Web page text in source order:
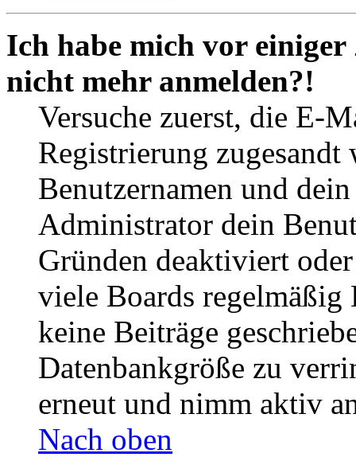
Ich habe mich vor
nicht mehr anmelden?!
Versuche zuerst, die E-
Registrierung
Benutzernamen und
Administrator dein
Gründen deaktiviert
viele Boards
keine Beiträge
Datenbankgröße zu
erneut und nimm aktiv
Nach oben